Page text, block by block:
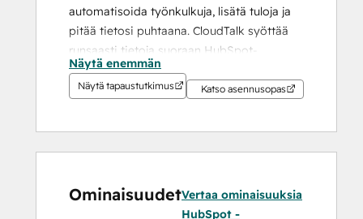
automatisoida työnkulkuja, lisätä tuloja ja
pitää tietosi puhtaana. CloudTalk syöttää
runsaasti tietoja suoraan HubSpot-
ominaisuuksiisi, jolloin voit käynnistää
monimutkaisia automaatioita todellisten
10x Sales Velocity:
Näytä enemmän
Näytä tapaustutkimus Katso asennusopas
OminaisuudetVertaa ominaisuuksia
HubSpot -